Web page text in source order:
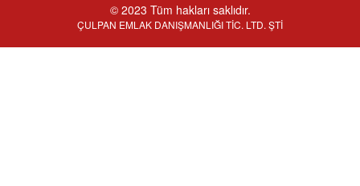
© 2023 Tüm hakları saklıdır.
ÇULPAN EMLAK DANIŞMANLIĞI TİC. LTD. ŞTİ